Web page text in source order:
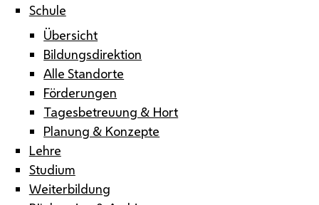
Schule
Übersicht
Bildungsdirektion
Alle Standorte
Förderungen
Tagesbetreuung & Hort
Planung & Konzepte
Lehre
Studium
Weiterbildung